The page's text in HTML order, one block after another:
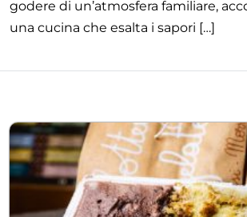
godere di un’atmosfera familiare,
una cucina che esalta i sapori […]